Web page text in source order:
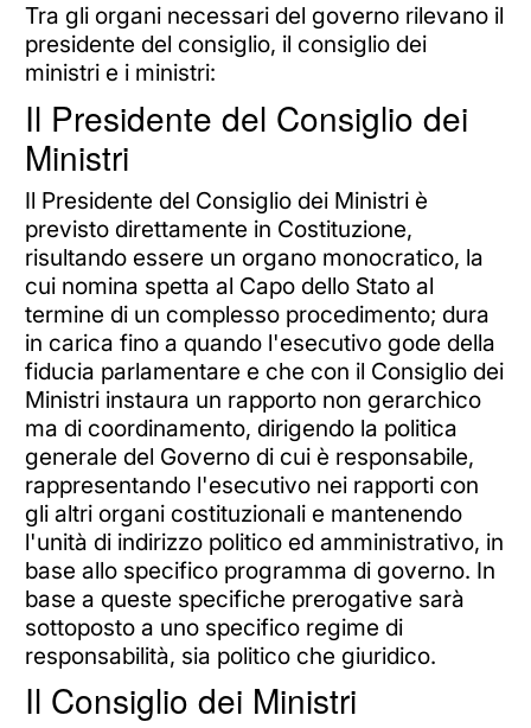
Tra gli organi necessari del governo rilevano il
presidente del consiglio, il consiglio dei
ministri e i ministri:
Il Presidente del Consiglio dei
Ministri
Il Presidente del Consiglio dei Ministri è
previsto direttamente in Costituzione,
risultando essere un organo monocratico, la
cui nomina spetta al Capo dello Stato al
termine di un complesso procedimento; dura
in carica fino a quando l'esecutivo gode della
fiducia parlamentare e che con il Consiglio dei
Ministri instaura un rapporto non gerarchico
ma di coordinamento, dirigendo la politica
generale del Governo di cui è responsabile,
rappresentando l'esecutivo nei rapporti con
gli altri organi costituzionali e mantenendo
l'unità di indirizzo politico ed amministrativo, in
base allo specifico programma di governo. In
base a queste specifiche prerogative sarà
sottoposto a uno specifico regime di
responsabilità, sia politico che giuridico.
Il Consiglio dei Ministri